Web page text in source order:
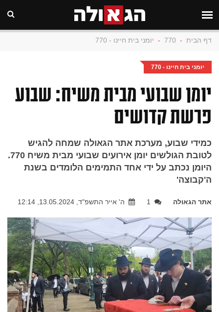
דף הבית -
770
- יומני בית חיינו - 770
יומני בית חיינו - 770
יומן שבועי מבית משיח: שבוע
פרשת קדושים
כמידי שבוע, מערכת אתר הגאולה שמחה להגיש
לטובת הגולשים יומן אירועים שבועי מבית משיח 770.
היומן נכתב על ידי אחד התמימים הלומדים בשנת
ה'קבוצה'
אתר הגאולה 1 ה' אייר התשפ"ד, 13.05.2024, 12:14